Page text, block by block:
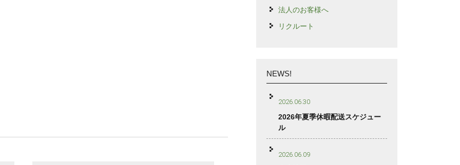
法人のお客様へ
リクルート
NEWS!
2026.06.30
2026年夏季休暇配送スケジュー
ル
2026.06.09